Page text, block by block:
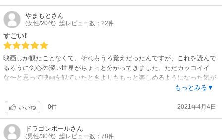
少年ジャンプで連載開始当初から圧倒的支持を誇り、瞬く間に超人気連載
に駆け上がったモンスター作品。アニメ化、映画化（主演：佐藤健）もさ
れ、いずれも大ヒットと知らない人はいないくらいの作品です。是非、ご
一読ください。
やまもと さん
(女性/20代) 総レビュー数：22件
すごい❗
映画しか観たことなくて、それもうろ覚えだったんですが、これを読んで
るろうに剣心の深い世界がちょっと分かってきました。ただカッコイイ
な〜と思って映画を観ていたときよりももっと楽しめるようになった気が
もっとみる▼
いいね 0件 2021年4月4日
ドラゴンボールさん
(男性/30代) 総レビュー数：78件